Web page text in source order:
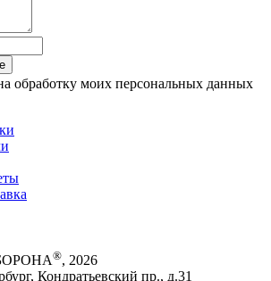
обработку моих персональных данных
®, 2026
Кондратьевский пр., д.31